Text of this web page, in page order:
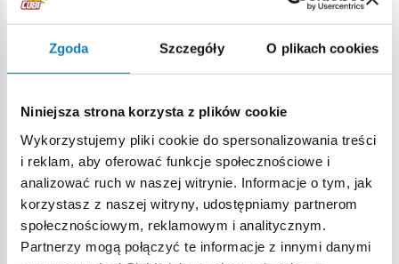
Zgoda Szczegóły O plikach cookies
Niniejsza strona korzysta z plików cookie
Wykorzystujemy pliki cookie do spersonalizowania treści
i reklam, aby oferować funkcje społecznościowe i
analizować ruch w naszej witrynie. Informacje o tym, jak
korzystasz z naszej witryny, udostępniamy partnerom
społecznościowym, reklamowym i analitycznym.
Partnerzy mogą połączyć te informacje z innymi danymi
Zachęcam więc do aktywnego wykorzystywania źródła
radości ze spędzania wolnego czasu z ojcem, szczególnie
w taki dzień jak dzisiaj, pochmurny i deszczowy. I
pamiętajmy, ojciec to nie tylko tata małych dzieci, czy